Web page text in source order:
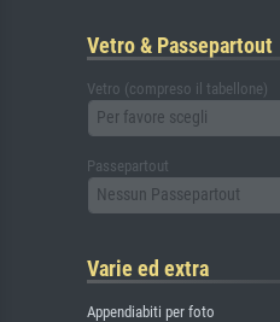
Vetro & Passepartout
Vetro (compreso il tabellone)
Per favore scegli
Passepartout
Nessun Passepartout
Varie ed extra
Appendiabiti per foto